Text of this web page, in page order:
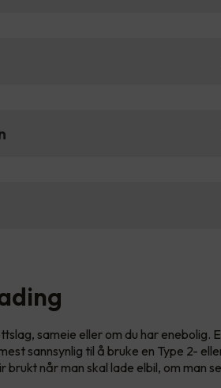
sameie eller om du har enebolig.
sannsynlig til å bruke en Type 2-
brukt når man skal lade elbil, om man